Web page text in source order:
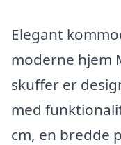
Elegant
moderne hjem
skuffer er
med
cm, en bredde